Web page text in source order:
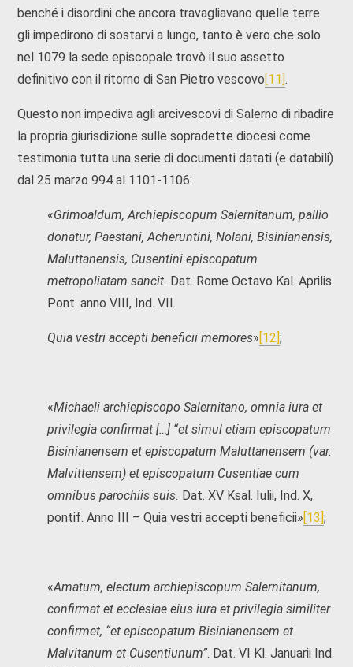
benché i disordini che ancora travagliavano quelle terre
gli impedirono di sostarvi a lungo, tanto è vero che solo
nel 1079 la sede episcopale trovò il suo assetto
definitivo con il ritorno di San Pietro vescovo[11].
Questo non impediva agli arcivescovi di Salerno di ribadire
la propria giurisdizione sulle sopradette diocesi come
testimonia tutta una serie di documenti datati (e databili)
dal 25 marzo 994 al 1101-1106:
«Grimoaldum, Archiepiscopum Salernitanum, pallio
donatur, Paestani, Acheruntini, Nolani, Bisinianensis,
Maluttanensis, Cusentini episcopatum
metropoliatam sancit. Dat. Rome Octavo Kal. Aprilis
Pont. anno VIII, Ind. VII.
Quia vestri accepti beneficii memores»[12];
«Michaeli archiepiscopo Salernitano, omnia iura et
privilegia confirmat […] “et simul etiam episcopatum
Bisinianensem et episcopatum Maluttanensem (var.
Malvittensem) et episcopatum Cusentiae cum
omnibus parochiis suis. Dat. XV Ksal. Iulii, Ind. X,
pontif. Anno III – Quia vestri accepti beneficii»[13];
«Amatum, electum archiepiscopum Salernitanum,
confirmat et ecclesiae eius iura et privilegia similiter
confirmet, “et episcopatum Bisinianensem et
Malvitanum et Cusentiunum”. Dat. VI Kl. Januarii Ind.